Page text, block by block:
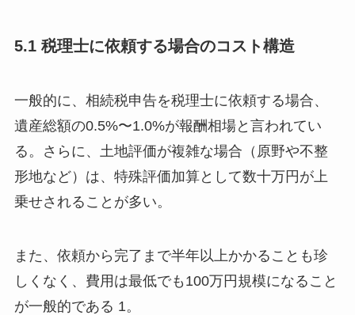
5.1 税理士に依頼する場合のコスト構造
一般的に、相続税申告を税理士に依頼する場合、
遺産総額の0.5%〜1.0%が報酬相場と言われてい
る。さらに、土地評価が複雑な場合（原野や不整
形地など）は、特殊評価加算として数十万円が上
乗せされることが多い。
また、依頼から完了まで半年以上かかることも珍
しくなく、費用は最低でも100万円規模になること
が一般的である 1。